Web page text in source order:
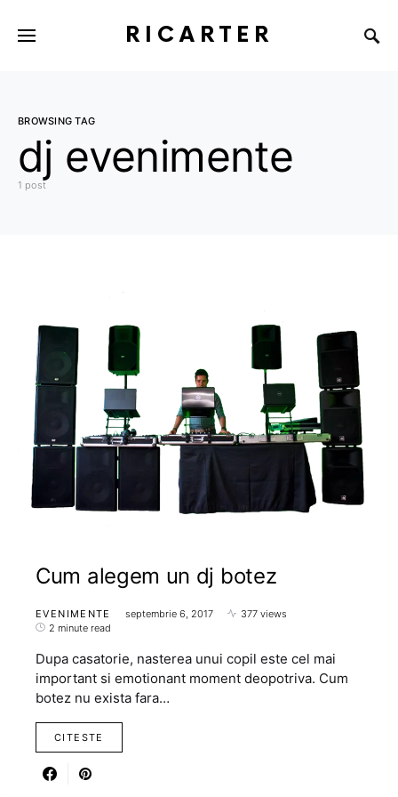
RICARTER
BROWSING TAG
dj evenimente
1 post
Cum alegem un dj botez
EVENIMENTE septembrie 6, 2017
377 views
2 minute read
Dupa casatorie, nasterea unui copil este cel mai
important si emotionant moment deopotriva. Cum
botez nu exista fara…
CITESTE